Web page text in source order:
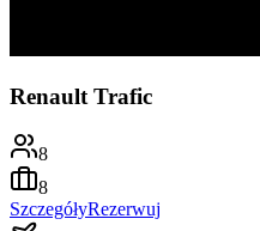
Renault Trafic
8
8
SzczegółyRezerwuj